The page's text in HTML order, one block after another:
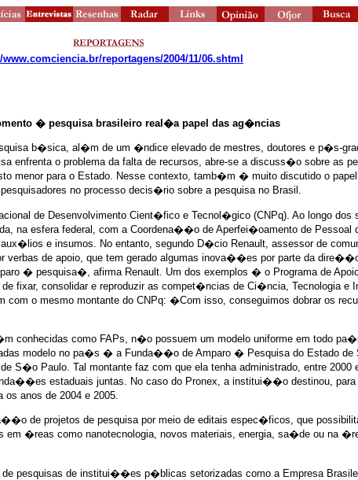
www.comciencia.br/reportagens/2004/11/06.shtml
� pesquisa brasileiro real�a papel das ag�ncias
b�sica, al�m de um �ndice elevado de mestres, doutores e p�s-
enfrenta o problema da falta de recursos, abre-se a discuss�o sobre as
menor para o Estado. Nesse contexto, tamb�m � muito discutido o
no processo decis�rio sobre a pesquisa no Brasil.
de Desenvolvimento Cient�fico e Tecnol�gico (CNPq). Ao longo dos
esfera federal, com a Coordena��o de Aperfei�oamento de Pessoal
aux�lios e insumos. No entanto, segundo D�cio Renault, assessor de
verbas de apoio, que tem gerado algumas inova��es por parte da
� pesquisa�, afirma Renault. Um dos exemplos � o Programa de
fixar, consolidar e reproduzir as compet�ncias de Ci�ncia,
o mesmo montante do CNPq: �Com isso, conseguimos dobrar os
conhecidas como FAPs, n�o possuem um modelo uniforme em todo
modelo no pa�s � a Funda��o de Amparo � Pesquisa do Estado
S�o Paulo. Tal montante faz com que ela tenha administrado, entre
estaduais juntas. No caso do Pronex, a institui��o destinou,
anos de 2004 e 2005.
de projetos de pesquisa por meio de editais espec�ficos, que
�reas como nanotecnologia, novos materiais, energia, sa�de ou na
pesquisas de institui��es p�blicas setorizadas como a Empresa